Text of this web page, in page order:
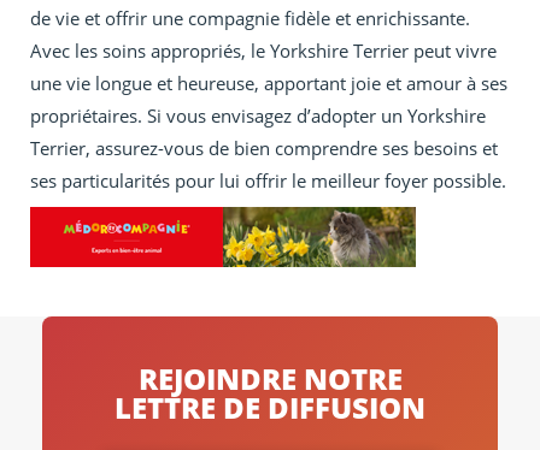
de vie et offrir une compagnie fidèle et enrichissante.
Avec les soins appropriés, le Yorkshire Terrier peut vivre
une vie longue et heureuse, apportant joie et amour à ses
propriétaires. Si vous envisagez d’adopter un Yorkshire
Terrier, assurez-vous de bien comprendre ses besoins et
ses particularités pour lui offrir le meilleur foyer possible.
REJOINDRE NOTRE
LETTRE DE DIFFUSION